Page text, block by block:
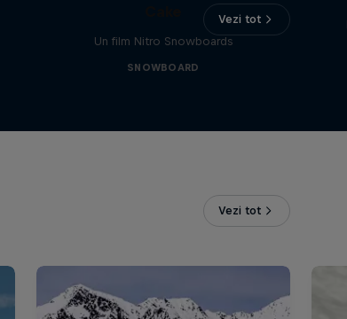
Vezi tot
Un film Nitro Snowboards
SNOWBOARD
Vezi tot